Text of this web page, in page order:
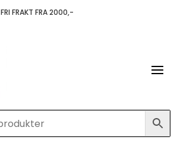
FRI FRAKT FRA 2000,-